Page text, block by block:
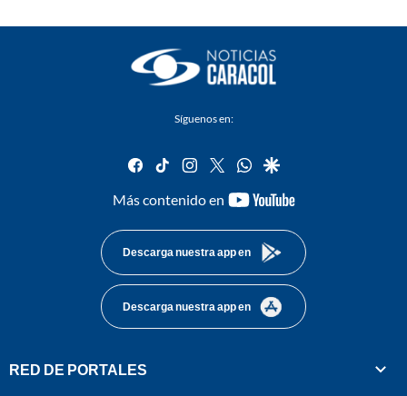
Síguenos en:
facebook
tiktok instagram
twitterwhatsapp
google
Más contenido en
youtube-
Descarga nuestra app en
Descarga nuestra app en
RED DE PORTALES